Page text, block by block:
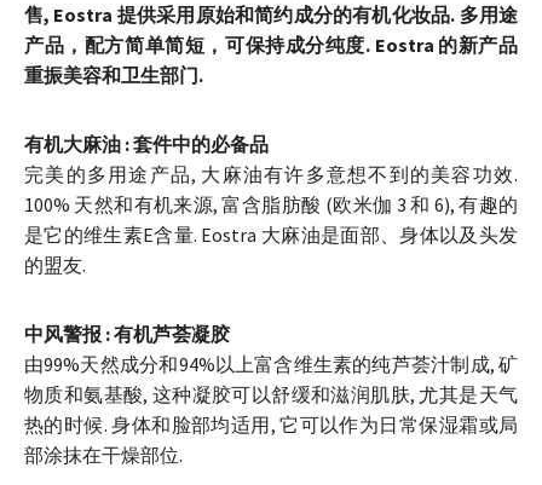
售, Eostra 提供采用原始和简约成分的有机化妆品. 多用途
产品，配方简单简短，可保持成分纯度. Eostra 的新产品
重振美容和卫生部门.
有机大麻油 : 套件中的必备品
完美的多用途产品, 大麻油有许多意想不到的美容功效.
100% 天然和有机来源, 富含脂肪酸 (欧米伽 3 和 6), 有趣的
是它的维生素E含量. Eostra 大麻油是面部、身体以及头发
的盟友.
中风警报 : 有机芦荟凝胶
由99%天然成分和94%以上富含维生素的纯芦荟汁制成, 矿
物质和氨基酸, 这种凝胶可以舒缓和滋润肌肤, 尤其是天气
热的时候. 身体和脸部均适用, 它可以作为日常保湿霜或局
部涂抹在干燥部位.